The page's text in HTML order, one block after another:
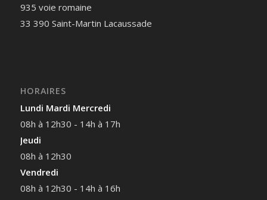
935 voie romaine
33 390 Saint-Martin Lacaussade
HORAIRES
Lundi Mardi Mercredi
08h à 12h30 - 14h à 17h
Jeudi
08h à 12h30
Vendredi
08h à 12h30 - 14h à 16h